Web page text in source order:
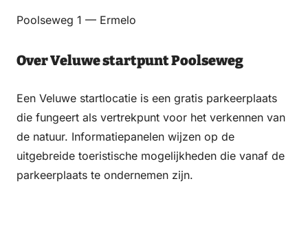
Poolseweg 1 — Ermelo
Over Veluwe startpunt Poolseweg
Een Veluwe startlocatie is een gratis parkeerplaats
die fungeert als vertrekpunt voor het verkennen van
de natuur. Informatiepanelen wijzen op de
uitgebreide toeristische mogelijkheden die vanaf de
parkeerplaats te ondernemen zijn.